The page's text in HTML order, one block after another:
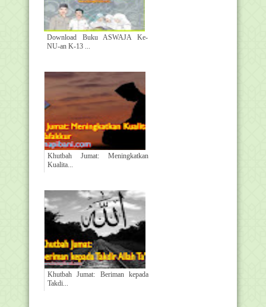
Download Buku ASWAJA Ke-
NU-an K-13 ...
Khutbah Jumat: Meningkatkan
Kualita...
Khutbah Jumat: Beriman kepada
Takdi...